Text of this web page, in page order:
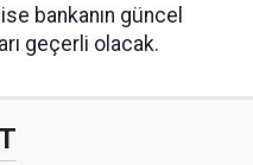
bankanın güncel
geçerli olacak.